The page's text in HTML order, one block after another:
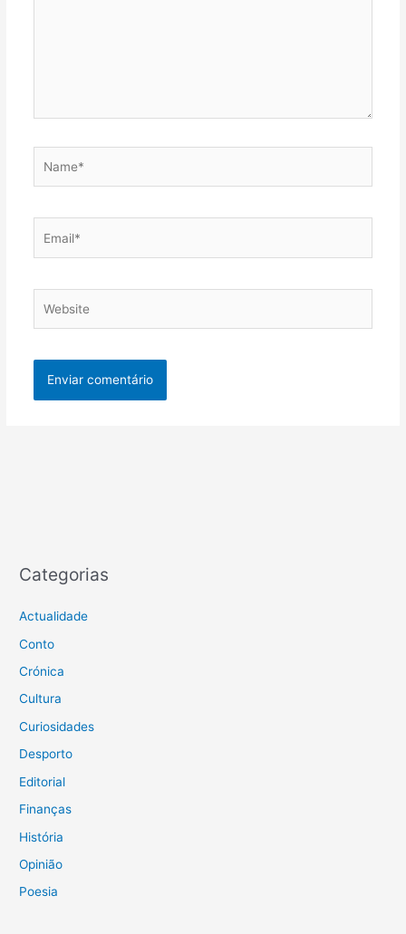
Categorias
Actualidade
Conto
Crónica
Cultura
Curiosidades
Desporto
Editorial
Finanças
História
Opinião
Poesia